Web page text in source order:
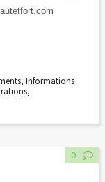
, Informations
,
0